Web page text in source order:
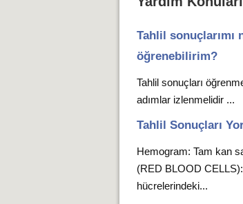
Tahlil sonuçlarımı
öğrenebilirim?
Tahlil sonuçları
adımlar izlenmelidir ...
Tahlil Sonuçları
Hemogram: Tam kan
(RED BLOOD CELLS):
hücrelerindeki...